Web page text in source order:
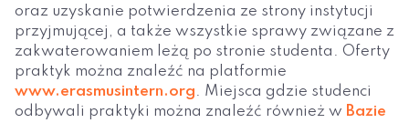
oraz uzyskanie potwierdzenia ze strony instytucji
przyjmującej, a także wszystkie sprawy związane z
zakwaterowaniem leżą po stronie studenta. Oferty
praktyk można znaleźć na platformie
www.erasmusintern.org. Miejsca gdzie studenci
odbywali praktyki można znaleźć również w Bazie